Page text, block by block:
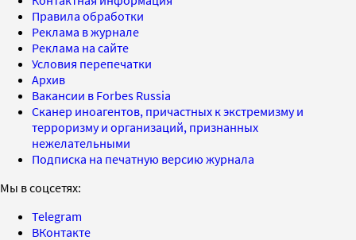
Правила обработки
Реклама в журнале
Реклама на сайте
Условия перепечатки
Архив
Вакансии в Forbes Russia
Сканер иноагентов, причастных к экстремизму и
терроризму и организаций, признанных
нежелательными
Подписка на печатную версию журнала
Мы в соцсетях:
Telegram
ВКонтакте